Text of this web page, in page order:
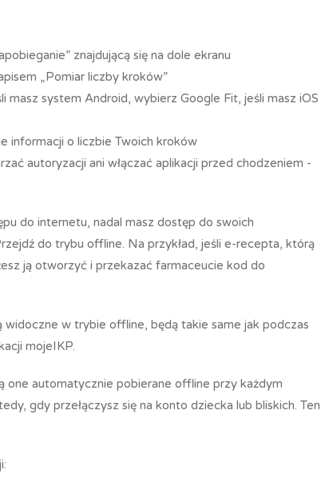
znajdującą się na dole ekranu
„Pomiar liczby kroków”
system Android, wybierz Google Fit, jeśli masz iOS
informacji o liczbie Twoich kroków
autoryzacji ani włączać aplikacji przed chodzeniem -
do internetu, nadal masz dostęp do swoich
do trybu offline. Na przykład, jeśli e-recepta, którą
ją otworzyć i przekazać farmaceucie kod do
w trybie offline, będą takie same jak podczas
mojeIKP.
one automatycznie pobierane offline przy każdym
gdy przełączysz się na konto dziecka lub bliskich. Ten